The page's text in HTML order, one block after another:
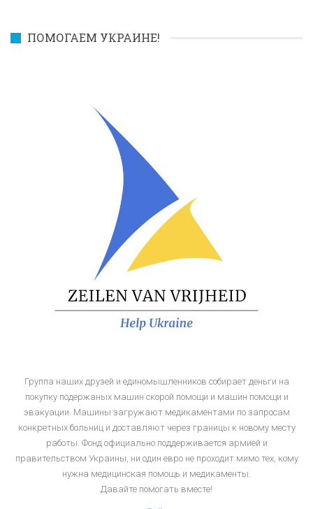
ПОМОГАЕМ УКРАИНЕ!
Группа наших друзей и единомышленников собирает деньги на
покупку подержаных машин скорой помощи и машин помощи и
эвакуации. Машины загружают медикаментами по запросам
конкретных больниц и доставляют через границы к новому месту
работы. Фонд официально поддерживается армией и
правительством Украины, ни один евро не проходит мимо тех, кому
нужна медицинская помощь и медикаменты.
Давайте помогать вместе!